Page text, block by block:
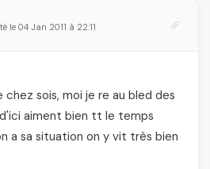
le 04 Jan 2011 à 22:11
sois, moi je re au bled des
aiment bien tt le temps
a sa situation on y vit très bien